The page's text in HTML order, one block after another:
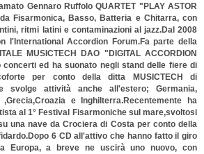
Gennaro Ruffolo QUARTET "PLAY ASTOR
Fisarmonica, Basso, Batteria e Chitarra, con
ritmi latini e contaminazioni al jazz.Dal 2008
l'International Accordion Forum.Fa parte della
MUSICTECH DAO "DIGITAL ACCORDION
concerti ed ha suonato negli stand delle fiere di
per conto della ditta MUSICTECH di
svolge attività anche all'estero; Germania,
e Inghilterra.Recentemente ha
al 1° Festival Fisarmoniche sul mare,svoltosi
una nave da Crociera di Costa per conto della
6 CD all'attivo che hanno fatto il giro
Europa, a breve ne uscirà uno nuovo, con